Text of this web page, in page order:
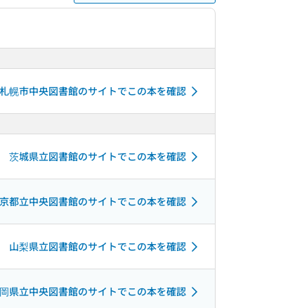
札幌市中央図書館のサイトでこの本を確認
茨城県立図書館のサイトでこの本を確認
都立中央図書館のサイトでこの本を確認
山梨県立図書館のサイトでこの本を確認
県立中央図書館のサイトでこの本を確認